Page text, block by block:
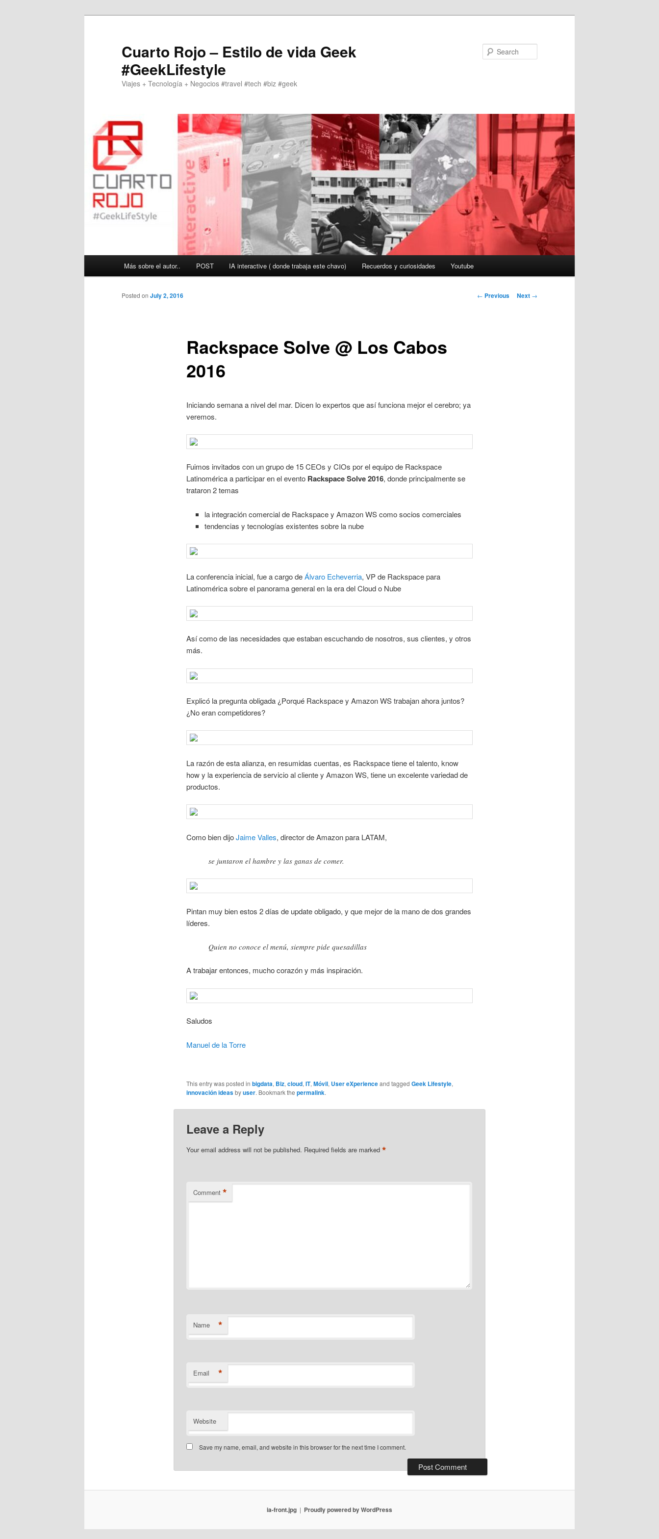
Cuarto Rojo – Estilo de vida Geek
#GeekLifestyle
Viajes + Tecnología + Negocios #travel #tech #biz #geek
Más sobre el autor.. POST IA interactive ( donde trabaja este chavo) Recuerdos y curiosidades Youtube
Post
← Previous Next →
Rackspace Solve @ Los Cabos
2016
Posted on July 2, 2016
Iniciando semana a nivel del mar. Dicen lo expertos que así funciona mejor el cerebro; ya
veremos.
Fuimos invitados con un grupo de 15 CEOs y CIOs por el equipo de Rackspace
Latinomérica a participar en el evento Rackspace Solve 2016, donde principalmente se
trataron 2 temas
la integración comercial de Rackspace y Amazon WS como socios comerciales
tendencias y tecnologías existentes sobre la nube
La conferencia inicial, fue a cargo deÁlvaro Echeverria, VP de Rackspace para
Latinomérica sobre el panorama general en la era del Cloud o Nube
Así como de las necesidades que estaban escuchando de nosotros, sus clientes, y otros
más.
Explicó la pregunta obligada ¿Porqué Rackspace y Amazon WS trabajan ahora juntos?
¿No eran competidores?
La razón de esta alianza, en resumidas cuentas, es Rackspace tiene el talento, know
how y la experiencia de servicio al cliente y Amazon WS, tiene un excelente variedad de
productos.
Como bien dijoJaime Valles, director de Amazon para LATAM,
se juntaron el hambre y las ganas de comer.
Pintan muy bien estos 2 días de update obligado, y que mejor de la mano de dos grandes
líderes.
Quien no conoce el menú, siempre pide quesadillas
A trabajar entonces, mucho corazón y más inspiración.
Saludos
Manuel de la Torre
This entry was posted in bigdata, Biz, cloud, IT, Móvil, User eXperienceand tagged Geek Lifestyle,
innovación ideasbyuser. Bookmark the permalink.
Leave a Reply
Your email address will not be published. Required fields are marked *
Comment *
Name *
Email *
Website
Save my name, email, and website in this browser for the next time I comment.
ia-front.jpg Proudly powered by WordPress